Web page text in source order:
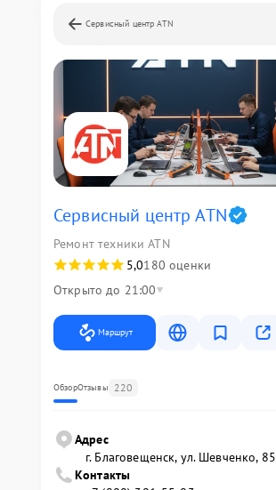
Сервисный центр ATN
Сервисный центр ATN
Ремонт техники ATN
5,0180 оценки
Открыто до 21:00
Маршрут
ОбзорОтзывы 220
Адрес
г. Благовещенск, ул. Шевченко, 85
Контакты